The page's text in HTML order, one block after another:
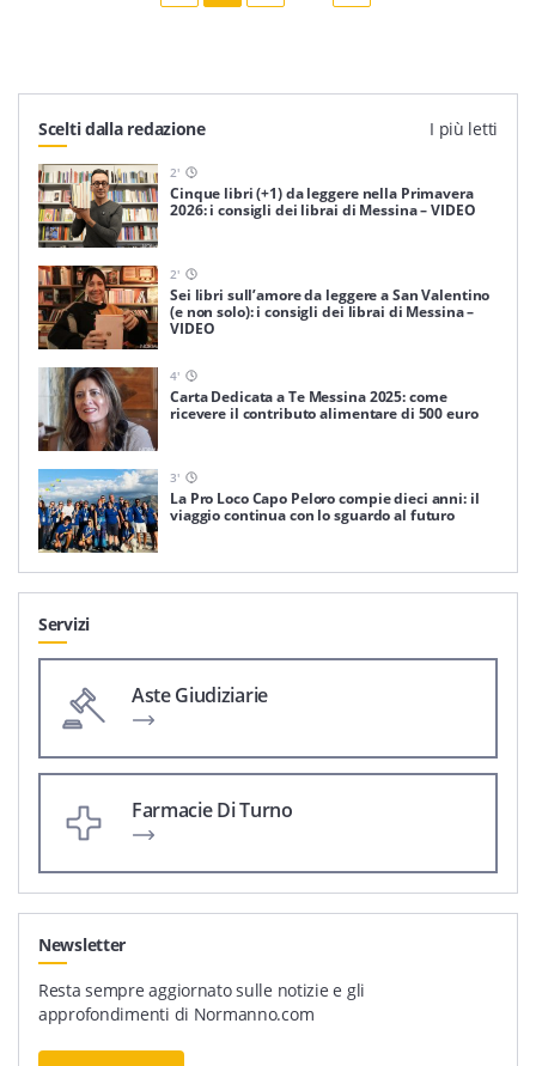
Scelti dalla redazione I più letti
2'
Cinque libri (+1) da leggere nella Primavera
2026: i consigli dei librai di Messina – VIDEO
2'
Sei libri sull’amore da leggere a San Valentino
(e non solo): i consigli dei librai di Messina –
VIDEO
4'
Carta Dedicata a Te Messina 2025: come
ricevere il contributo alimentare di 500 euro
3'
La Pro Loco Capo Peloro compie dieci anni: il
viaggio continua con lo sguardo al futuro
Servizi
Aste Giudiziarie
Farmacie Di Turno
Newsletter
Resta sempre aggiornato sulle notizie e gli
approfondimenti di Normanno.com